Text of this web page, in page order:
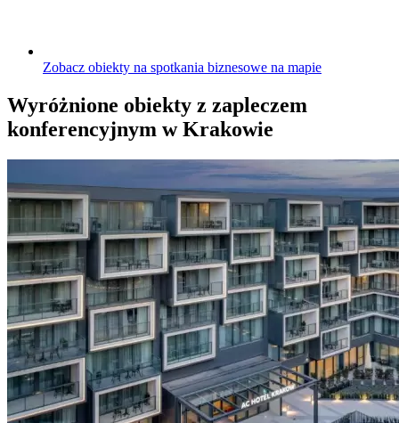
Zobacz obiekty na spotkania biznesowe na mapie
Wyróżnione obiekty z zapleczem
konferencyjnym w Krakowie